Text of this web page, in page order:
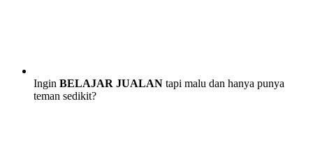
Ingin BELAJAR JUALAN tapi malu dan hanya punya
teman sedikit?